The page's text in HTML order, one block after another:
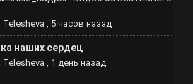
Telesheva , 5 часов назад
наших сердец
Telesheva , 1 день назад